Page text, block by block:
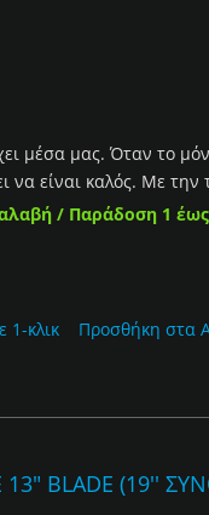
μέσα μας. Όταν το
να είναι καλός. Με την
/ Παράδοση 1 έως
1-κλικ Προσθήκη στα
13" BLADE (19''